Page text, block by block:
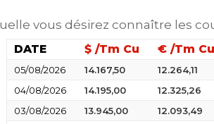
vous désirez connaître les
DATE $ /Tm Cu € /Tm Cu
05/08/2026 14.167,50 12.264,11
04/08/2026
14.195,00 12.325,26
03/08/2026
13.945,00 12.093,49